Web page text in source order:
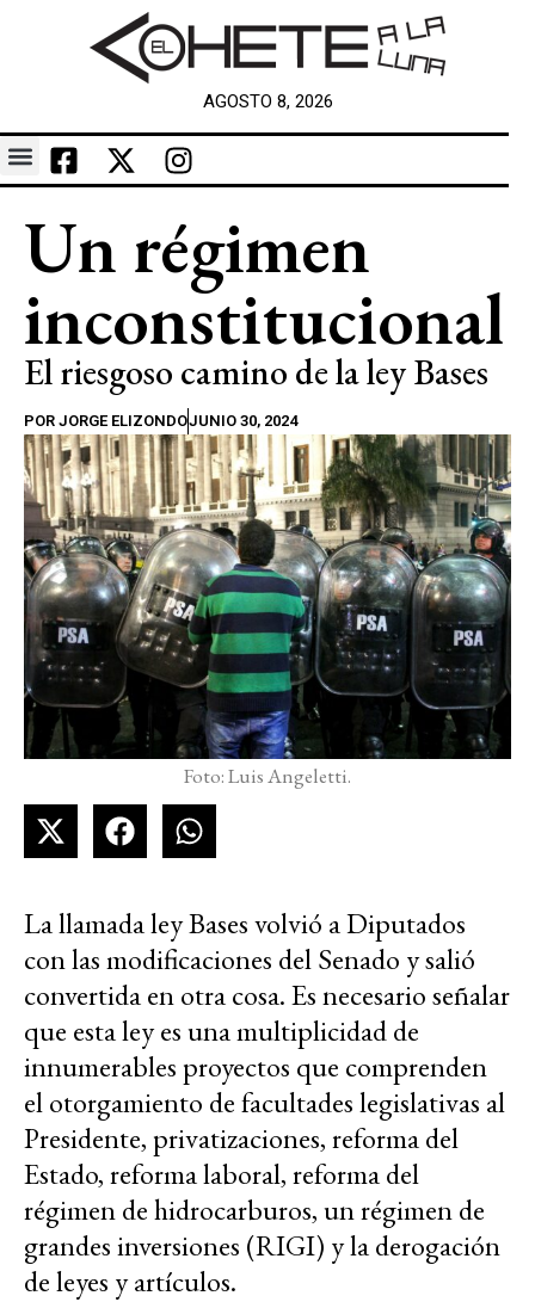
AGOSTO 8, 2026
Un régimen
inconstitucional
El riesgoso camino de la ley Bases
POR JORGE ELIZONDOJUNIO 30, 2024
Foto: Luis Angeletti.
La llamada ley Bases volvió a Diputados
con las modificaciones del Senado y salió
convertida en otra cosa. Es necesario señalar
que esta ley es una multiplicidad de
innumerables proyectos que comprenden
el otorgamiento de facultades legislativas al
Presidente, privatizaciones, reforma del
Estado, reforma laboral, reforma del
régimen de hidrocarburos, un régimen de
grandes inversiones (RIGI) y la derogación
de leyes y artículos.